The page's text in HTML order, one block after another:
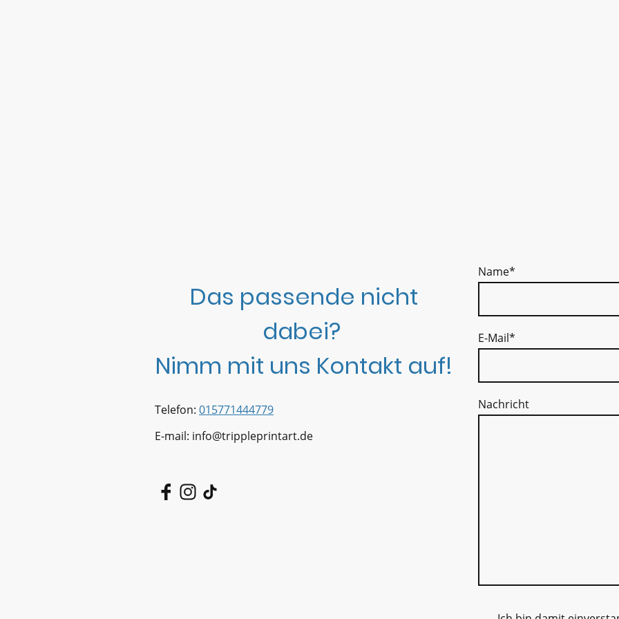
Das passende nicht
dabei?
Nimm mit uns Kontakt auf!
Telefon: 015771444779
E-mail: info@trippleprintart.de
Name*
E-Mail*
Nachricht